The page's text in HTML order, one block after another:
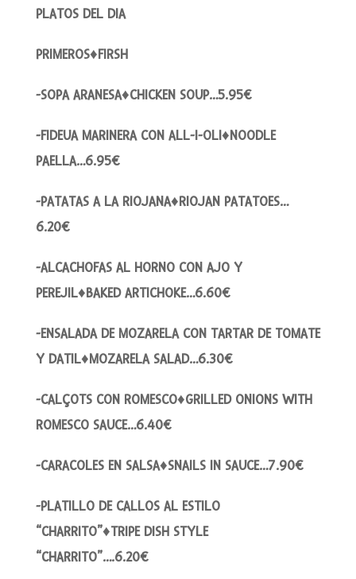
PLATOS DEL DIA
PRIMEROS♦FIRSH
-SOPA ARANESA♦CHICKEN SOUP…5.95€
-FIDEUA MARINERA CON ALL-I-OLI♦NOODLE
PAELLA…6.95€
-PATATAS A LA RIOJANA♦RIOJAN PATATOES…
6.20€
-ALCACHOFAS AL HORNO CON AJO Y
PEREJIL♦BAKED ARTICHOKE…6.60€
-ENSALADA DE MOZARELA CON TARTAR DE TOMATE
Y DATIL♦MOZARELA SALAD…6.30€
-CALÇOTS CON ROMESCO♦GRILLED ONIONS WITH
ROMESCO SAUCE…6.40€
-CARACOLES EN SALSA♦SNAILS IN SAUCE…7.90€
-PLATILLO DE CALLOS AL ESTILO
“CHARRITO”♦TRIPE DISH STYLE
“CHARRITO”….6.20€